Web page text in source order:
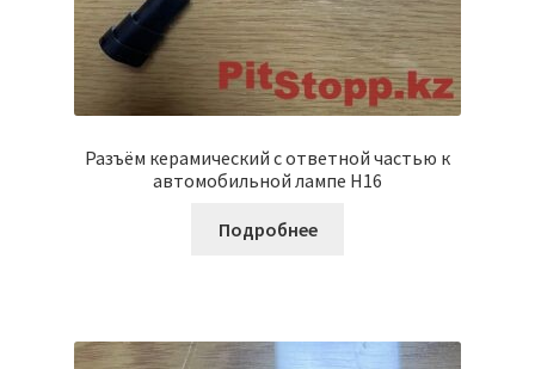
Разъём керамический с ответной частью к
автомобильной лампе H16
Подробнее